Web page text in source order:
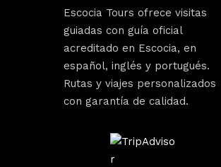
Escocia Tours ofrece visitas
guiadas con guía oficial
acreditado en Escocia, en
español, inglés y portugués.
Rutas y viajes personalizados
con garantía de calidad.